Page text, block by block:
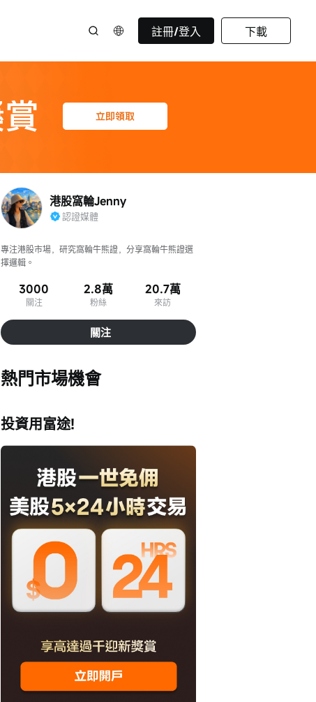
註冊/登入 下載
港股窩輪Jenny
認證媒體
專注港股市場，研究窩輪牛熊證，分享窩輪牛熊證選
擇邏輯。
3000
關注
2.8萬
粉絲
20.7萬
來訪
關注
熱門市場機會
投資用富途!